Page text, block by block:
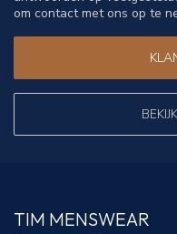
om contact met ons op te
TIM MENSWEAR